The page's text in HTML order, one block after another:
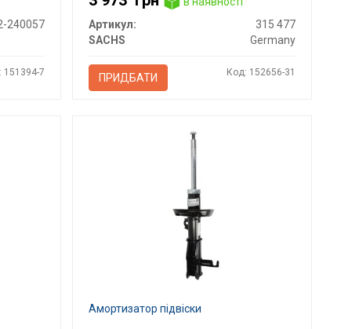
240057
151394-7
Артикул:
315 477
SACHS
Germany
ПРИДБАТИ Код: 152656-31
Амортизатор підвіски